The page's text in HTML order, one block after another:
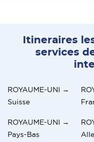
Itineraires
services
ROYAUME-UNI →
Suisse
ROYAUME-UNI →
Pays-Bas